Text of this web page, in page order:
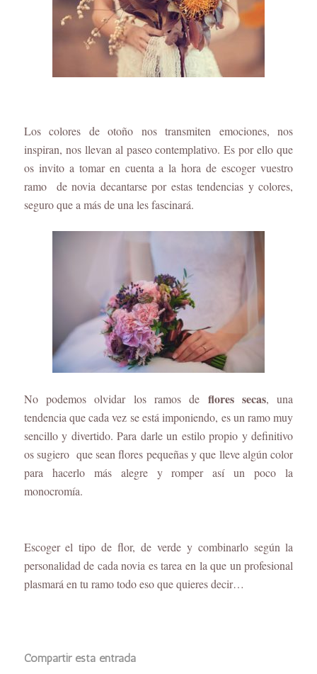
Los colores de otoño nos transmiten emociones, nos
inspiran, nos llevan al paseo contemplativo. Es por ello que
os invito a tomar en cuenta a la hora de escoger vuestro
ramo de novia decantarse por estas tendencias y colores,
seguro que a más de una les fascinará.
No podemos olvidar los ramos de flores secas, una
tendencia que cada vez se está imponiendo, es un ramo muy
sencillo y divertido. Para darle un estilo propio y definitivo
os sugiero que sean flores pequeñas y que lleve algún color
para hacerlo más alegre y romper así un poco la
monocromía.
Escoger el tipo de flor, de verde y combinarlo según la
personalidad de cada novia es tarea en la que un profesional
plasmará en tu ramo todo eso que quieres decir…
Compartir esta entrada